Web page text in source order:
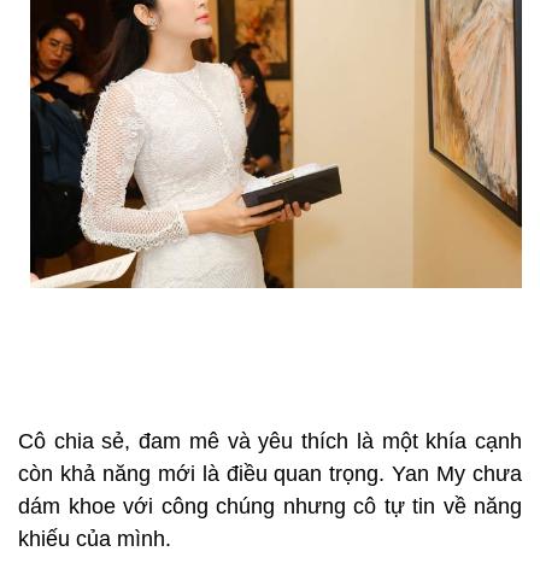
Cô chia sẻ, đam mê và yêu thích là một khía cạnh
còn khả năng mới là điều quan trọng. Yan My chưa
dám khoe với công chúng nhưng cô tự tin về năng
khiếu của mình.